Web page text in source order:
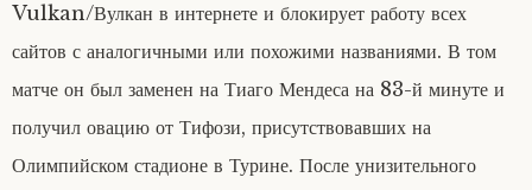
Vulkan/Вулкан в интернете и блокирует работу всех
сайтов с аналогичными или похожими названиями. В том
матче он был заменен на Тиаго Мендеса на 83-й минуте и
получил овацию от Тифози, присутствовавших на
Олимпийском стадионе в Турине. После унизительного